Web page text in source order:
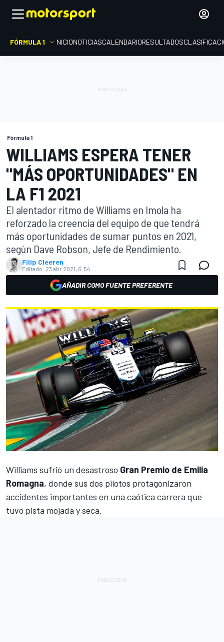
FÓRMULA 1 INICIONOTICIASCALENDARIORESULTADOS
Fórmula 1
WILLIAMS ESPERA TENER
"MÁS OPORTUNIDADES" EN
LA F1 2021
El alentador ritmo de Williams en Imola ha
reforzado la creencia del equipo de que tendrá
más oportunidades de sumar puntos en 2021,
según Dave Robson, Jefe de Rendimiento.
Filip Cleeren
Editado: 23 abr 2021, 6:54
AÑADIR COMO FUENTE PREFERENTE
Williams sufrió un desastroso Gran Premio de Emilia
Romagna, donde sus dos pilotos protagonizaron
accidentes importantes en una caótica carrera que
tuvo pista mojada y seca.